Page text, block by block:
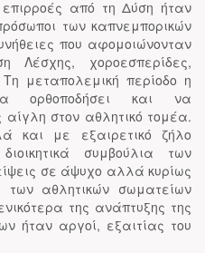
επιρροές από τη Δύση ήταν
των καπνεμπορικών
που αφομοιώνονταν
Λέσχης, χοροεσπερίδες,
μεταπολεμική περίοδο η
ορθοποδήσει και να
στον αθλητικό τομέα.
και με εξαιρετικό ζήλο
συμβούλια των
σε άψυχο αλλά κυρίως
αθλητικών σωματείων
της ανάπτυξης της
ήταν αργοί, εξαιτίας του